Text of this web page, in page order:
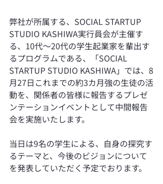
弊社が所属する、SOCIAL STARTUP
STUDIO KASHIWA実行員会が主催す
る、10代～20代の学生起業家を輩出す
るプログラムである、「SOCIAL
STARTUP STUDIO KASHIWA」では、8
月27日これまでの約3カ月強の生徒の活
動を、関係者の皆様に報告するプレゼ
ンテーションイベントとして中間報告
会を実施いたします。
当日は9名の学生による、自身の探究す
るテーマと、今後のビジョンについて
を発表していただく予定でおります。